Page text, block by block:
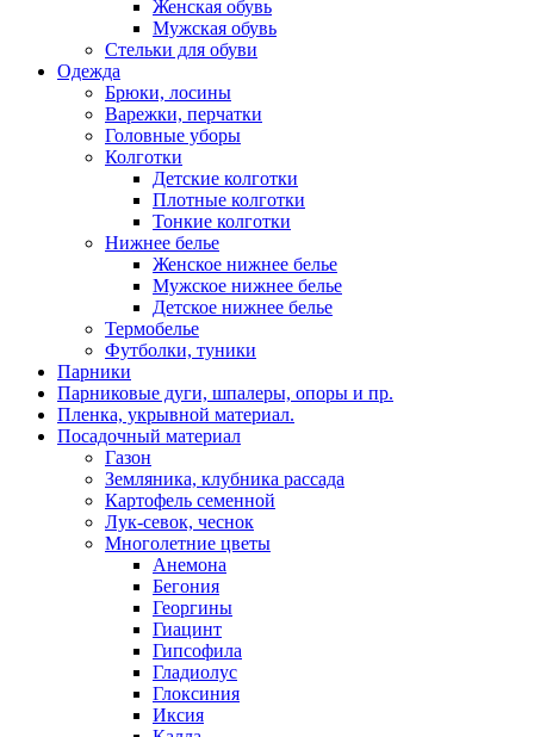
Женская обувь
Мужская обувь
Стельки для обуви
Одежда
Брюки, лосины
Варежки, перчатки
Головные уборы
Колготки
Детские колготки
Плотные колготки
Тонкие колготки
Нижнее белье
Женское нижнее белье
Мужское нижнее белье
Детское нижнее белье
Термобелье
Футболки, туники
Парники
Парниковые дуги, шпалеры, опоры и пр.
Пленка, укрывной материал.
Посадочный материал
Газон
Земляника, клубника рассада
Картофель семенной
Лук-севок, чеснок
Многолетние цветы
Анемона
Бегония
Георгины
Гиацинт
Гипсофила
Гладиолус
Глоксиния
Иксия